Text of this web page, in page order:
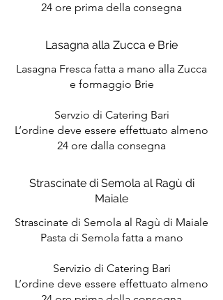
24 ore prima della consegna
Lasagna alla Zucca e Brie
Lasagna Fresca fatta a mano alla Zucca
e formaggio Brie
Servzio di Catering Bari
L’ordine deve essere effettuato almeno
Strascinate di Semola al Ragù di
Maiale
Strascinate di Semola al Ragù di Maiale
Pasta di Semola fatta a mano
Servizio di Catering Bari
L’ordine deve essere effettuato almeno